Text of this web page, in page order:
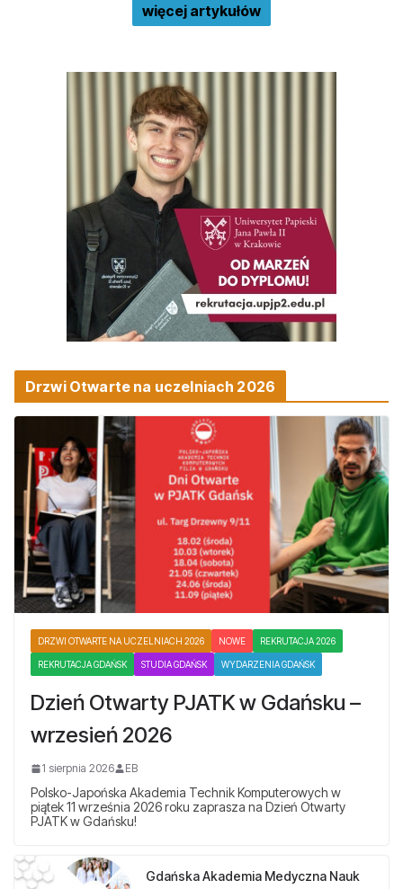
więcej artykułów
Drzwi Otwarte na uczelniach 2026
DRZWI OTWARTE NA UCZELNIACH 2026 NOWE REKRUTACJA 2026
REKRUTACJA GDAŃSK STUDIA GDAŃSK WYDARZENIA GDAŃSK
Dzień Otwarty PJATK w Gdańsku –
wrzesień 2026
1 sierpnia 2026 EB
Polsko-Japońska Akademia Technik Komputerowych w
piątek 11 września 2026 roku zaprasza na Dzień Otwarty
PJATK w Gdańsku!
Gdańska Akademia Medyczna Nauk